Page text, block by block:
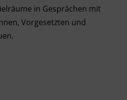
in Gesprächen mit
Vorgesetzten und